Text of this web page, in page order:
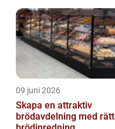
09 juni 2026
Skapa en attraktiv
brödavdelning med rätt